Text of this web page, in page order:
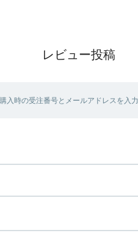
レビュー投稿
入時の受注番号とメールアドレスを入